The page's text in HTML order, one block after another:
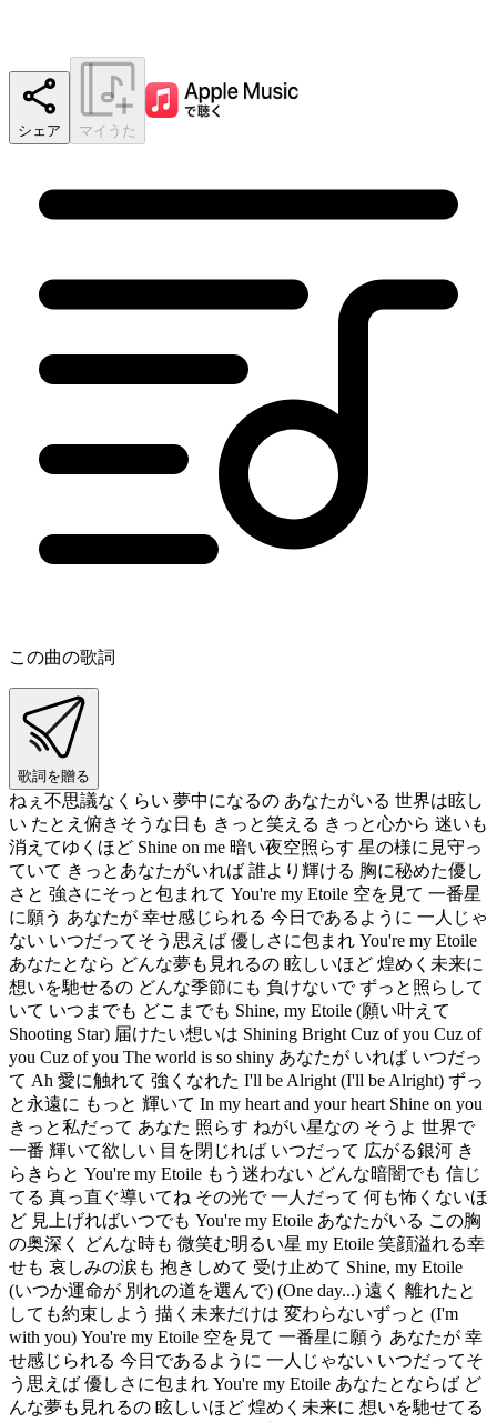
シェア マイうた
この曲の歌詞
歌詞を贈る
ねぇ不思議なくらい 夢中になるの あなたがいる 世界は眩し
い たとえ俯きそうな日も きっと笑える きっと心から 迷いも
消えてゆくほど Shine on me 暗い夜空照らす 星の様に見守っ
ていて きっとあなたがいれば 誰より輝ける 胸に秘めた優し
さと 強さにそっと包まれて You're my Etoile 空を見て 一番星
に願う あなたが 幸せ感じられる 今日であるように 一人じゃ
ない いつだってそう思えば 優しさに包まれ You're my Etoile
あなたとなら どんな夢も見れるの 眩しいほど 煌めく未来に
想いを馳せるの どんな季節にも 負けないで ずっと照らして
いて いつまでも どこまでも Shine, my Etoile (願い叶えて
Shooting Star) 届けたい想いは Shining Bright Cuz of you Cuz of
you Cuz of you The world is so shiny あなたが いれば いつだっ
て Ah 愛に触れて 強くなれた I'll be Alright (I'll be Alright) ずっ
と永遠に もっと 輝いて In my heart and your heart Shine on you
きっと私だって あなた 照らす ねがい星なの そうよ 世界で
一番 輝いて欲しい 目を閉じれば いつだって 広がる銀河 き
らきらと You're my Etoile もう迷わない どんな暗闇でも 信じ
てる 真っ直ぐ導いてね その光で 一人だって 何も怖くないほ
ど 見上げればいつでも You're my Etoile あなたがいる この胸
の奥深く どんな時も 微笑む明るい星 my Etoile 笑顔溢れる幸
せも 哀しみの涙も 抱きしめて 受け止めて Shine, my Etoile
(いつか運命が 別れの道を選んで) (One day...) 遠く 離れたと
しても約束しよう 描く未来だけは 変わらないずっと (I'm
with you) You're my Etoile 空を見て 一番星に願う あなたが 幸
せ感じられる 今日であるように 一人じゃない いつだってそ
う思えば 優しさに包まれ You're my Etoile あなたとならば ど
んな夢も見れるの 眩しいほど 煌めく未来に 想いを馳せてる